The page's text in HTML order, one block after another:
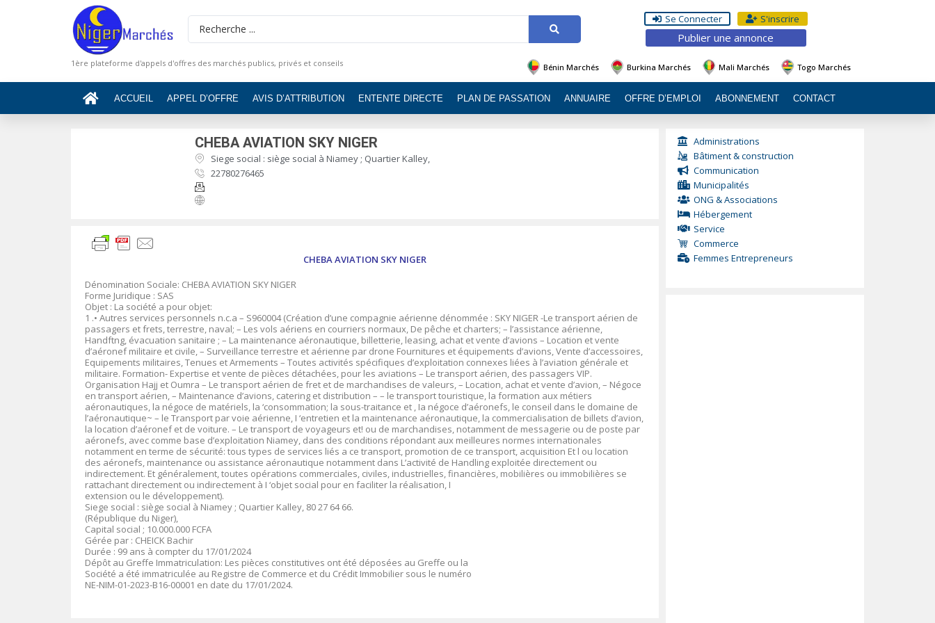
Se Connecter S'inscrire
Publier une annonce
1ère plateforme d'appels d'offres des marchés publics, privés et conseils Bénin Marchés Burkina Marchés Mali Marchés Togo Marchés
ACCUEIL APPEL D’OFFRE AVIS D’ATTRIBUTION ENTENTE DIRECTE PLAN DE PASSATION ANNUAIRE OFFRE D’EMPLOI ABONNEMENT CONTACT
CHEBA AVIATION SKY NIGER
Siege social : siège social à Niamey ; Quartier Kalley,
22780276465
CHEBA AVIATION SKY NIGER
Dénomination Sociale: CHEBA AVIATION SKY NIGER
Forme Juridique : SAS
Objet : La société a pour objet:
1 .• Autres services personnels n.c.a – S960004 (Création d’une compagnie aérienne dénommée : SKY NIGER -Le transport aérien de
passagers et frets, terrestre, naval; – Les vols aériens en courriers normaux, De pêche et charters; – l’assistance aérienne,
Handftng, évacuation sanitaire ; – La maintenance aéronautique, billetterie, leasing, achat et vente d’avions – Location et vente
d’aéronef militaire et civile, – Surveillance terrestre et aérienne par drone Fournitures et équipements d’avions, Vente d’accessoires,
Equipements militaires, Tenues et Armements – Toutes activités spécifiques d’exploitation connexes liées à l’aviation générale et
militaire. Formation- Expertise et vente de pièces détachées, pour les aviations – Le transport aérien, des passagers VIP.
Organisation Hajj et Oumra – Le transport aérien de fret et de marchandises de valeurs, – Location, achat et vente d’avion, – Négoce
en transport aérien, – Maintenance d’avions, catering et distribution – – le transport touristique, la formation aux métiers
aéronautiques, la négoce de matériels, la ‘consommation; la sous-traitance et , Ia négoce d’aéronefs, le conseil dans le domaine de
l’aéronautique~ – le Transport par voie aérienne, I ‘entretien et la maintenance aéronautique, la commercialisation de billets d’avion,
la location d’aéronef et de voiture. – Le transport de voyageurs et! ou de marchandises, notamment de messagerie ou de poste par
aéronefs, avec comme base d’exploitation Niamey, dans des conditions répondant aux meilleures normes internationales
notamment en terme de sécurité: tous types de services liés a ce transport, promotion de ce transport, acquisition Et l ou location
des aéronefs, maintenance ou assistance aéronautique notamment dans L’activité de Handling exploitée directement ou
indirectement. Et généralement, toutes opérations commerciales, civiles, industrielles, financières, mobilières ou immobilières se
rattachant directement ou indirectement à I ‘objet social pour en faciliter la réalisation, I
extension ou le développement).
Siege social : siège social à Niamey ; Quartier Kalley, 80 27 64 66.
(République du Niger),
Capital social ; 10.000.000 FCFA
Gérée par : CHEICK Bachir
Durée : 99 ans à compter du 17/01/2024
Dépôt au Greffe Immatriculation: Les pièces constitutives ont été déposées au Greffe ou la
Société a été immatriculée au Registre de Commerce et du Crédit Immobilier sous le numéro
NE-NIM-01-2023-B16-00001 en date du 17/01/2024.
Administrations
Bâtiment & construction
Communication
Municipalités
ONG & Associations
Hébergement
Service
Commerce
Femmes Entrepreneurs